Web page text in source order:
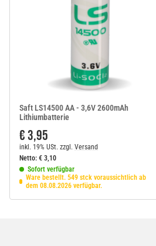
Saft LS14500 AA - 3,6V 2600mAh
Lithiumbatterie
€ 3,95
inkl. 19% USt. zzgl. Versand
Netto: € 3,10
Sofort verfügbar
Ware bestellt. 549 stck voraussichtlich ab
dem 08.08.2026 verfügbar.